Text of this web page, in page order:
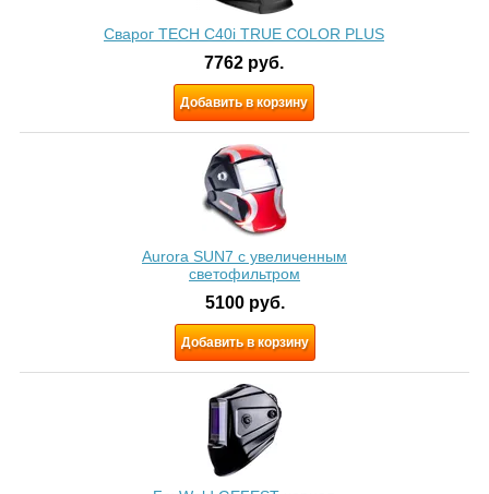
Сварог TECH C40i TRUE COLOR PLUS
7762 руб.
Добавить в корзину
Aurora SUN7 c увеличенным
светофильтром
5100 руб.
Добавить в корзину